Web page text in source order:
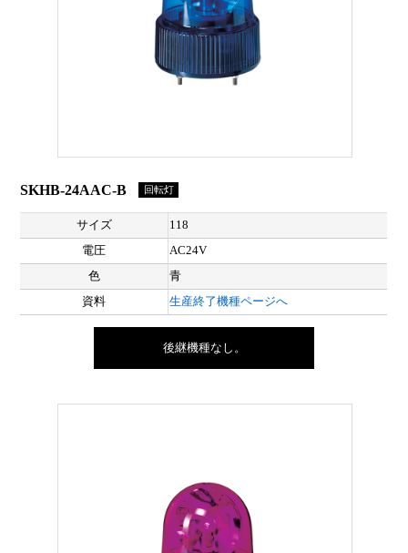
SKHB-24AAC-B 回転灯
サイズ
118
電圧
AC24V
色
青
資料
生産終了機種ページへ
後継機種なし。